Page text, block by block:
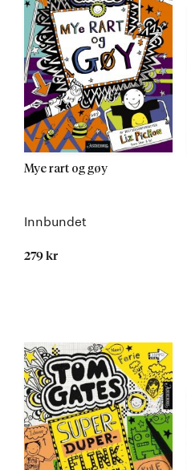
Mye rart og gøy
Innbundet
279 kr